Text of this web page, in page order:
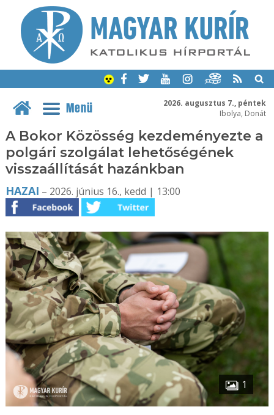
2026. augusztus 7., péntek
Ibolya, Donát
Menü
A Bokor Közösség kezdeményezte a
polgári szolgálat lehetőségének
visszaállítását hazánkban
HAZAI – 2026. június 16., kedd | 13:00
1